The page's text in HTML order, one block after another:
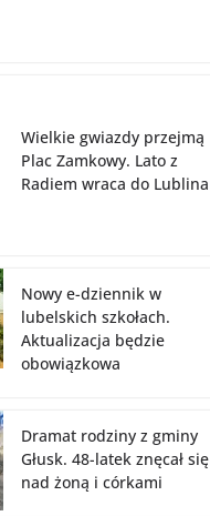
Wielkie gwiazdy przejmą
Plac Zamkowy. Lato z
Radiem wraca do Lublina
Nowy e-dziennik w
lubelskich szkołach.
Aktualizacja będzie
obowiązkowa
Dramat rodziny z gminy
Głusk. 48-latek znęcał się
nad żoną i córkami